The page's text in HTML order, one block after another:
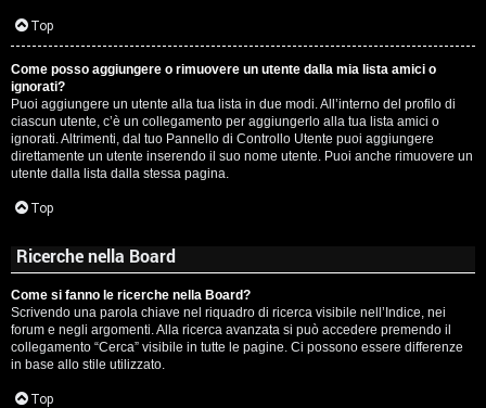
Top
Come posso aggiungere o rimuovere un utente dalla mia lista amici o
ignorati?
Puoi aggiungere un utente alla tua lista in due modi. All’interno del profilo di
ciascun utente, c’è un collegamento per aggiungerlo alla tua lista amici o
ignorati. Altrimenti, dal tuo Pannello di Controllo Utente puoi aggiungere
direttamente un utente inserendo il suo nome utente. Puoi anche rimuovere un
utente dalla lista dalla stessa pagina.
Top
Ricerche nella Board
Come si fanno le ricerche nella Board?
Scrivendo una parola chiave nel riquadro di ricerca visibile nell’Indice, nei
forum e negli argomenti. Alla ricerca avanzata si può accedere premendo il
collegamento “Cerca” visibile in tutte le pagine. Ci possono essere differenze
in base allo stile utilizzato.
Top